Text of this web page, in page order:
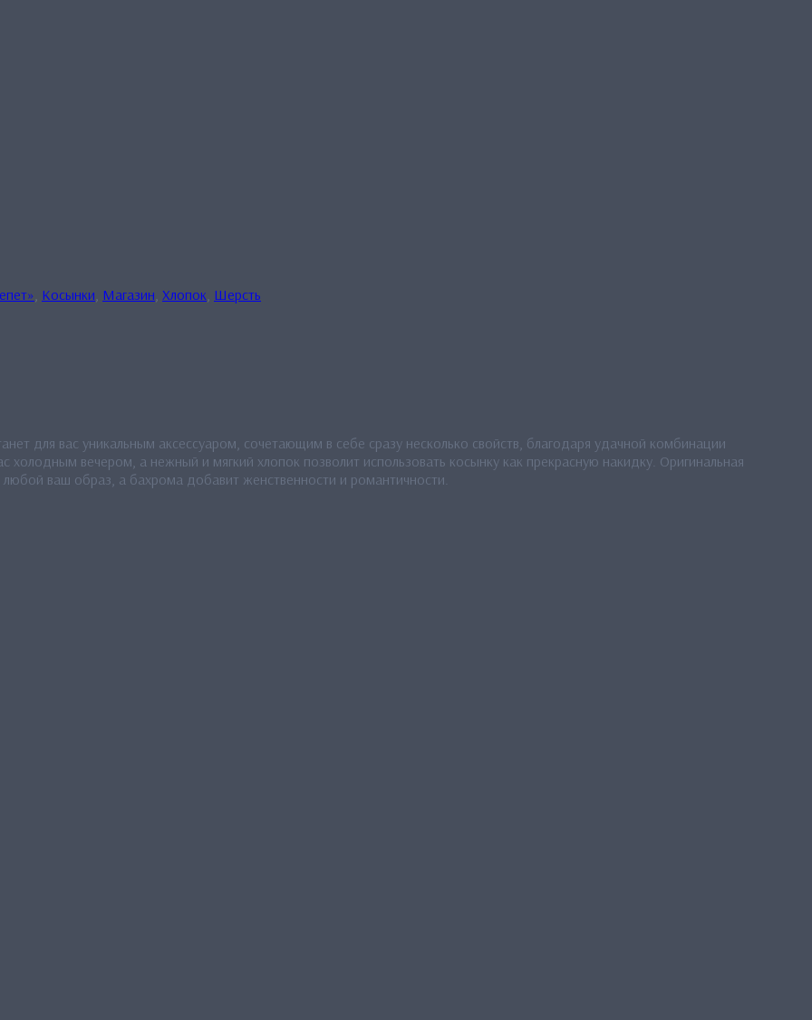
Косынки Магазин Хлопок Шерсть
для вас уникальным аксессуаром, сочетающим в себе сразу несколько свойств, благодаря удачной комбинации
холодным вечером, а нежный и мягкий хлопок позволит использовать косынку как прекрасную накидку. Оригинальная
ваш образ, а бахрома добавит женственности и романтичности.